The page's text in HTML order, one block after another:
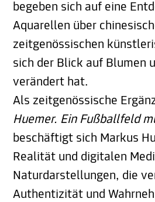
begeben sich auf eine
Aquarellen über
zeitgenössischen
sich der Blick auf Blumen
verändert hat.
Als zeitgenössische
Huemer. Ein Fußballfeld
beschäftigt sich Markus
Realität und digitalen
Naturdarstellungen, die
Authentizität und